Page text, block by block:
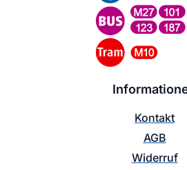
Kontakt
AGB
Widerruf